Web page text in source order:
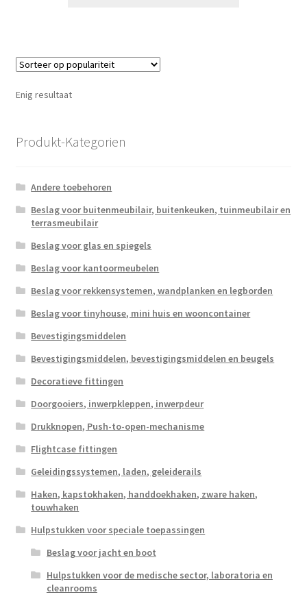
Enig resultaat
Produkt-Kategorien
Andere toebehoren
Beslag voor buitenmeubilair, buitenkeuken, tuinmeubilair en
terrasmeubilair
Beslag voor glas en spiegels
Beslag voor kantoormeubelen
Beslag voor rekkensystemen, wandplanken en legborden
Beslag voor tinyhouse, mini huis en wooncontainer
Bevestigingsmiddelen
Bevestigingsmiddelen, bevestigingsmiddelen en beugels
Decoratieve fittingen
Doorgooiers, inwerpkleppen, inwerpdeur
Drukknopen, Push-to-open-mechanisme
Flightcase fittingen
Geleidingssystemen, laden, geleiderails
Haken, kapstokhaken, handdoekhaken, zware haken,
touwhaken
Hulpstukken voor speciale toepassingen
Beslag voor jacht en boot
Hulpstukken voor de medische sector, laboratoria en
cleanrooms